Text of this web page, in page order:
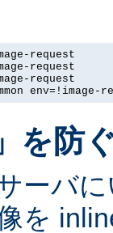
request
request
request
env=!image-
を防
ーバ
を